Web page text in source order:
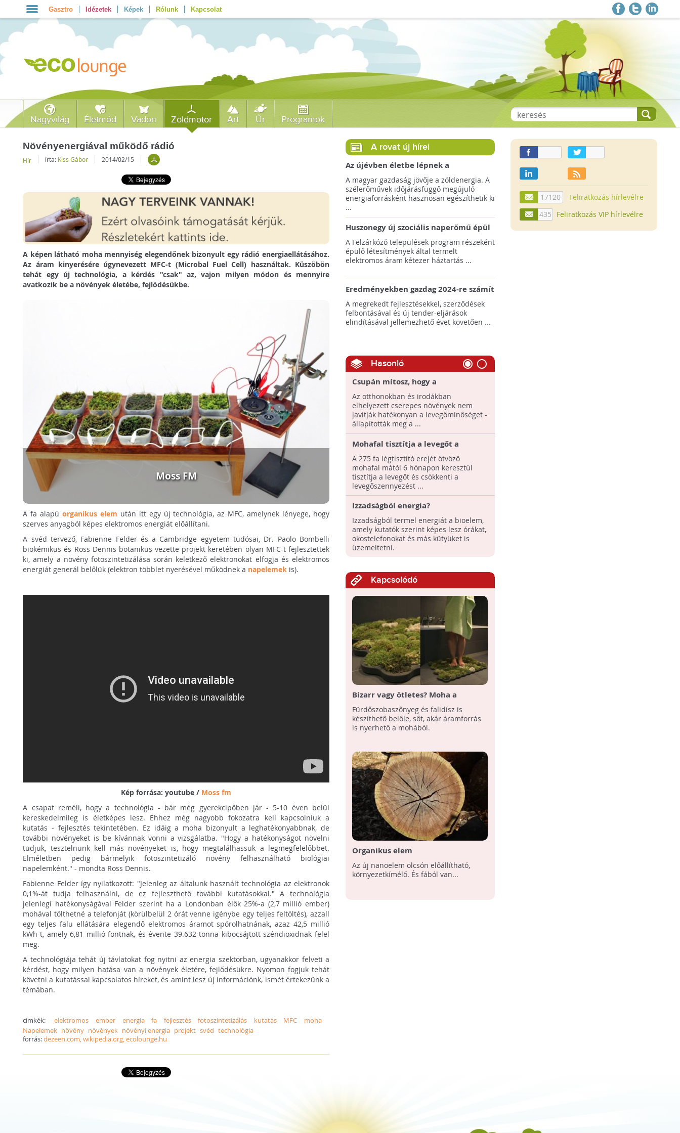
Gasztro Idézetek Képek Rólunk Kapcsolat
Nagyvilág Életmód Vadon Zöldmotor Art Űr Programok
Növényenergiával működő rádió
Hír írta: Kiss Gábor 2014/02/15
A képen látható moha mennyiség elegendőnek bizonyult egy rádió energiaellátásához.
Az áram kinyerésére úgynevezett MFC-t (Microbal Fuel Cell) használtak. Küszöbön
tehát egy új technológia, a kérdés "csak" az, vajon milyen módon és mennyire
avatkozik be a növények életébe, fejlődésükbe.
Moss FM
A fa alapú organikus elem után itt egy új technológia, az MFC, amelynek lényege, hogy
szerves anyagból képes elektromos energiát előállítani.
A svéd tervező, Fabienne Felder és a Cambridge egyetem tudósai, Dr. Paolo Bombelli
biokémikus és Ross Dennis botanikus vezette projekt keretében olyan MFC-t fejlesztettek
ki, amely a növény fotoszintetizálása során keletkező elektronokat elfogja és elektromos
energiát generál belőlük (elektron többlet nyerésével működnek a napelemek is).
Kép forrása: youtube / Moss fm
A csapat reméli, hogy a technológia - bár még gyerekcipőben jár - 5-10 éven belül
kereskedelmileg is életképes lesz. Ehhez még nagyobb fokozatra kell kapcsolniuk a
kutatás - fejlesztés tekintetében. Ez idáig a moha bizonyult a leghatékonyabbnak, de
további növényeket is be kívánnak vonni a vizsgálatba. "Hogy a hatékonyságot növelni
tudjuk, tesztelnünk kell más növényeket is, hogy megtalálhassuk a legmegfelelőbbet.
Elméletben pedig bármelyik fotoszintetizáló növény felhasználható biológiai
napelemként." - mondta Ross Dennis.
Fabienne Felder így nyilatkozott: "Jelenleg az általunk használt technológia az elektronok
0,1%-át tudja felhasználni, de ez fejleszthető további kutatásokkal." A technológia
jelenlegi hatékonyságával Felder szerint ha a Londonban élők 25%-a (2,7 millió ember)
mohával tölthetné a telefonját (körülbelül 2 órát venne igénybe egy teljes feltöltés), azzall
egy teljes falu ellátására elegendő elektromos áramot spórolhatnának, azaz 42,5 millió
kWh-t, amely 6,81 millió fontnak, és évente 39.632 tonna kibocsájtott széndioxidnak felel
meg.
A technológiája tehát új távlatokat fog nyitni az energia szektorban, ugyanakkor felveti a
kérdést, hogy milyen hatása van a növények életére, fejlődésükre. Nyomon fogjuk tehát
követni a kutatással kapcsolatos híreket, és amint lesz új információnk, ismét értekezünk a
témában.
címkék:elektromos ember energia fa fejlesztés fotoszintetizálás kutatás MFC
moha
Napelemek növény növények növényi energia projekt svéd technológia
forrás:dezeen.com, wikipedia.org, ecolounge.hu
A rovat új hírei
Az újévben életbe lépnek a
szélerőművek telepítését
megkönnyítő rendelkezések
A magyar gazdaság jövője a zöldenergia. A
szélerőművek időjárásfüggő megújuló
energiaforrásként hasznosan egészíthetik ki
...
Huszonegy új szociális naperőmű épül
hátrányos helyzetű kistelepülések
külterületén!
A Felzárkózó települések program részeként
épülő létesítmények által termelt
elektromos áram kétezer háztartás ...
Eredményekben gazdag 2024-re számít
az amerikai tengeri szélenergia-ágazat
A megrekedt fejlesztésekkel, szerződések
felbontásával és új tender-eljárások
elindításával jellemezhető évet követően ...
Hasonló
Csupán mítosz, hogy a
szobanövények tisztítják a levegőt?
Az otthonokban és irodákban
elhelyezett cserepes növények nem
javítják hatékonyan a levegőminőséget -
állapították meg a ...
Mohafal tisztítja a levegőt a
budapesti Kolosy téren
A 275 fa légtisztító erejét ötvöző
mohafal mától 6 hónapon keresztül
tisztítja a levegőt és csökkenti a
levegőszennyezést ...
Izzadságból energia?
Izzadságból termel energiát a bioelem,
amely kutatók szerint képes lesz órákat,
okostelefonokat és más kütyüket is
üzemeltetni.
Kapcsolódó
Bizarr vagy ötletes? Moha a
lakásban
Fürdőszobaszőnyeg és falidísz is
készíthető belőle, sőt, akár áramforrás
is nyerhető a mohából.
Organikus elem
Az új nanoelem olcsón előállítható,
környezetkímélő. És fából van...
17120
Feliratkozás hírlevélre
435
Feliratkozás VIP hírlevélre